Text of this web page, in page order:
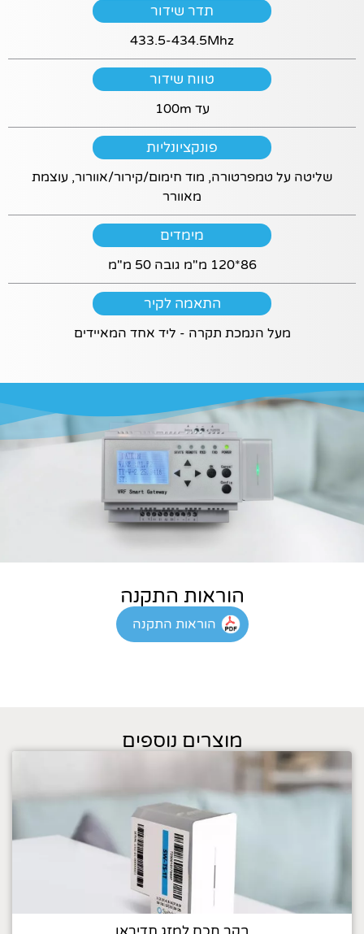
תדר שידור
433.5-434.5Mhz
טווח שידור
עד 100m
פונקציונליות
שליטה על טמפרטורה, מוד חימום/קירור/אוורור, עוצמת
מאוורר
מימדים
86*120 מ"מ גובה 50 מ"מ
התאמה לקיר
מעל הנמכת תקרה - ליד אחד המאיידים
הוראות התקנה
הוראות התקנה
מוצרים נוספים
יעבוד בצורה
מהתוכן
והשירותים (כמו
סרטוני
YouTube, גוגל
אינטראקטיביות
אחרות) דורשים
שימוש בעוגיות
פונקציונליות.
חלק
מהפונקציות לא
שיווקי
על ידי
ביקורך
באתר,
תגדל
ההזדמנות
לראות
תוכן
והצעות